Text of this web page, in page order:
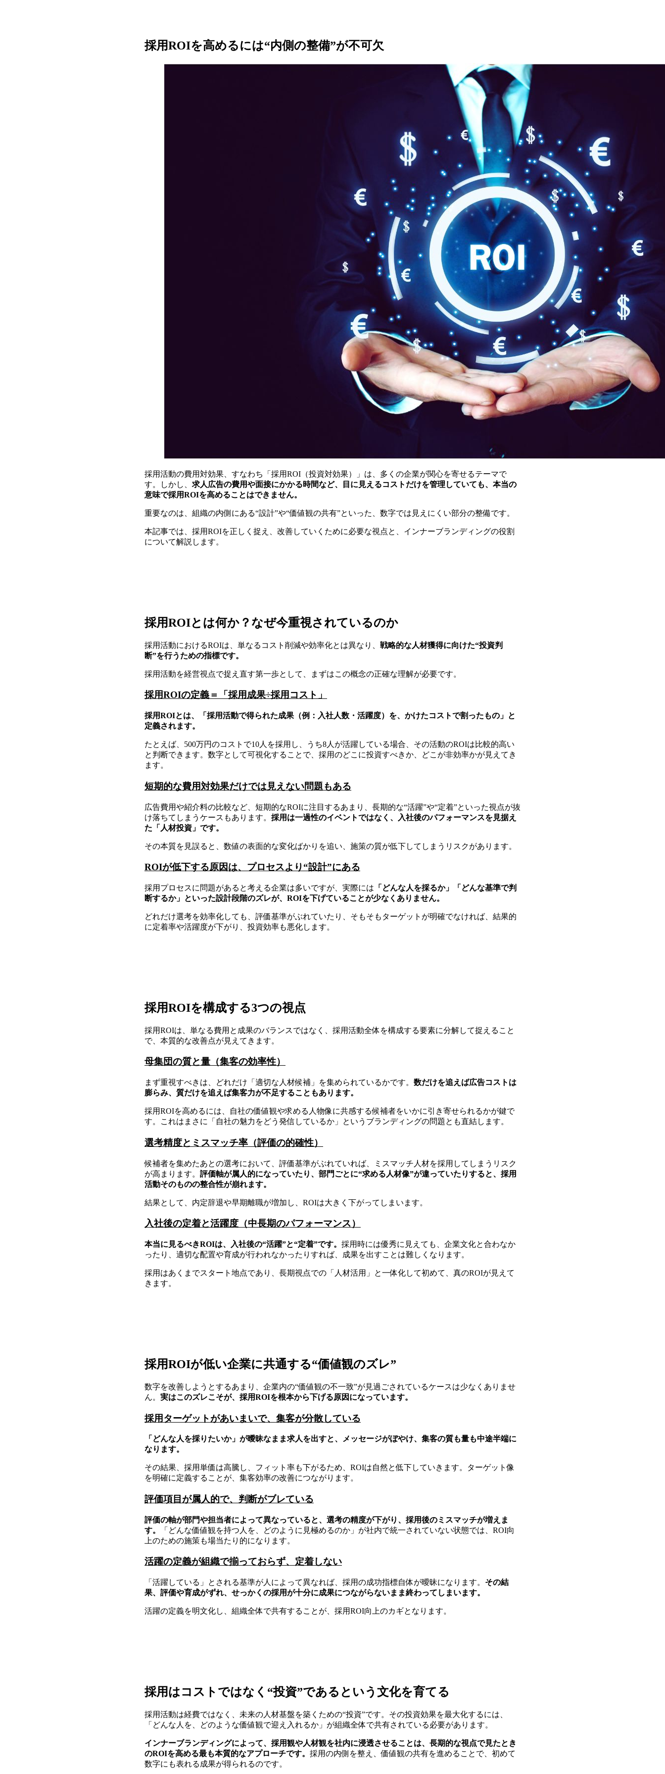
採用ROIを高めるには“内側の整備”が不可欠
採用活動の費用対効果、すなわち「採用ROI（投資対効果）」は、多くの企業が関心を寄せるテーマで
す。しかし、 求人広告の費用や面接にかかる時間など、目に見えるコストだけを管理していても、本当の
意味で採用ROIを高めることはできません。
重要なのは、組織の内側にある“設計”や“価値観の共有”といった、数字では見えにくい部分の整備です。
本記事では、採用ROIを正しく捉え、改善していくために必要な視点と、インナーブランディングの役割
について解説します。
採用ROIとは何か？なぜ今重視されているのか
採用活動におけるROIは、単なるコスト削減や効率化とは異なり、 戦略的な人材獲得に向けた“投資判
断”を行うための指標です。
採用活動を経営視点で捉え直す第一歩として、まずはこの概念の正確な理解が必要です。
採用ROIの定義＝「採用成果÷採用コスト」
採用ROIとは、「採用活動で得られた成果（例：入社人数・活躍度）を、かけたコストで割ったもの」と
定義されます。
たとえば、500万円のコストで10人を採用し、うち8人が活躍している場合、その活動のROIは比較的高い
と判断できます。数字として可視化することで、採用のどこに投資すべきか、どこが非効率かが見えてき
ます。
短期的な費用対効果だけでは見えない問題もある
広告費用や紹介料の比較など、短期的なROIに注目するあまり、長期的な“活躍”や“定着”といった視点が抜
け落ちてしまうケースもあります。 採用は一過性のイベントではなく、入社後のパフォーマンスを見据え
た「人材投資」です。
その本質を見誤ると、数値の表面的な変化ばかりを追い、施策の質が低下してしまうリスクがあります。
ROIが低下する原因は、プロセスより“設計”にある
採用プロセスに問題があると考える企業は多いですが、実際には 「どんな人を採るか」「どんな基準で判
断するか」といった設計段階のズレが、ROIを下げていることが少なくありません。
どれだけ選考を効率化しても、評価基準がぶれていたり、そもそもターゲットが明確でなければ、結果的
に定着率や活躍度が下がり、投資効率も悪化します。
採用ROIを構成する3つの視点
採用ROIは、単なる費用と成果のバランスではなく、採用活動全体を構成する要素に分解して捉えること
で、本質的な改善点が見えてきます。
母集団の質と量（集客の効率性）
まず重視すべきは、どれだけ「適切な人材候補」を集められているかです。 数だけを追えば広告コストは
膨らみ、質だけを追えば集客力が不足することもあります。
採用ROIを高めるには、自社の価値観や求める人物像に共感する候補者をいかに引き寄せられるかが鍵で
す。これはまさに「自社の魅力をどう発信しているか」というブランディングの問題とも直結します。
選考精度とミスマッチ率（評価の的確性）
候補者を集めたあとの選考において、評価基準がぶれていれば、ミスマッチ人材を採用してしまうリスク
が高まります。 評価軸が属人的になっていたり、部門ごとに“求める人材像”が違っていたりすると、採用
活動そのものの整合性が崩れます。
結果として、内定辞退や早期離職が増加し、ROIは大きく下がってしまいます。
入社後の定着と活躍度（中長期のパフォーマンス）
本当に見るべきROIは、入社後の“活躍”と“定着”です。 採用時には優秀に見えても、企業文化と合わなか
ったり、適切な配置や育成が行われなかったりすれば、成果を出すことは難しくなります。
採用はあくまでスタート地点であり、長期視点での「人材活用」と一体化して初めて、真のROIが見えて
きます。
採用ROIが低い企業に共通する“価値観のズレ”
数字を改善しようとするあまり、企業内の“価値観の不一致”が見過ごされているケースは少なくありませ
ん。 実はこのズレこそが、採用ROIを根本から下げる原因になっています。
採用ターゲットがあいまいで、集客が分散している
「どんな人を採りたいか」が曖昧なまま求人を出すと、メッセージがぼやけ、集客の質も量も中途半端に
なります。
その結果、採用単価は高騰し、フィット率も下がるため、ROIは自然と低下していきます。ターゲット像
を明確に定義することが、集客効率の改善につながります。
評価項目が属人的で、判断がブレている
評価の軸が部門や担当者によって異なっていると、選考の精度が下がり、採用後のミスマッチが増えま
す。
「どんな価値観を持つ人を、どのように見極めるのか」が社内で統一されていない状態では、ROI向
上のための施策も場当たり的になります。
活躍の定義が組織で揃っておらず、定着しない
「活躍している」とされる基準が人によって異なれば、採用の成功指標自体が曖昧になります。 その結
果、評価や育成がずれ、せっかくの採用が十分に成果につながらないまま終わってしまいます。
活躍の定義を明文化し、組織全体で共有することが、採用ROI向上のカギとなります。
採用はコストではなく“投資”であるという文化を育てる
採用活動は経費ではなく、未来の人材基盤を築くための“投資”です。その投資効果を最大化するには、
「どんな人を、どのような価値観で迎え入れるか」が組織全体で共有されている必要があります。
インナーブランディングによって、採用観や人材観を社内に浸透させることは、長期的な視点で見たとき
のROIを高める最も本質的なアプローチです。 採用の内側を整え、価値観の共有を進めることで、初めて
数字にも表れる成果が得られるのです。